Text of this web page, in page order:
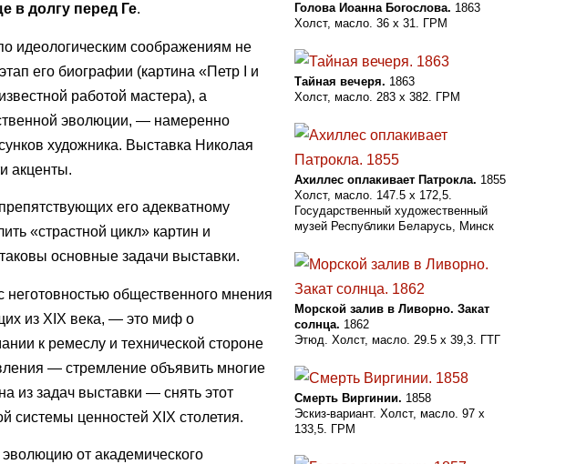
в долгу перед Ге.
идеологическим соображениям не
его биографии (картина «Петр I и
работой мастера), а
эволюции, — намеренно
художника. Выставка Николая
акценты.
его адекватному
«страстной цикл» картин и
основные задачи выставки.
общественного мнения
из XIX века, — это миф о
к ремеслу и технической стороне
— стремление объявить многие
из задач выставки — снять этот
системы ценностей XIX столетия.
от академического
Голова Иоанна Богослова. 1863
Холст, масло. 36 х 31. ГРМ
Тайная вечеря. 1863
Холст, масло. 283 х 382. ГРМ
Ахиллес оплакивает Патрокла. 1855
Холст, масло. 147.5 х 172,5.
Государственный художественный
музей Республики Беларусь, Минск
Морской залив в Ливорно. Закат
солнца. 1862
Этюд. Холст, масло. 29.5 х 39,3. ГТГ
Смерть Виргинии. 1858
Эскиз-вариант. Холст, масло. 97 х
133,5. ГРМ